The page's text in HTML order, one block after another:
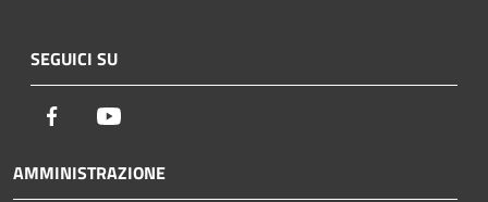
SEGUICI SU
Facebook
AMMINISTRAZIONE